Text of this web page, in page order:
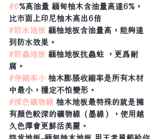
#6%高油量 緬甸柚木含油量高達6%，
比市面上印尼柚木高出6倍
#防水地板 緬柚地板含油量高，能夠達
到防水效果。
#防蟲地板 緬柚地板抗蟲蛀 ，更爲耐
腐。
#伸縮率小 柚木膨脹收縮率是所有木材
中最小，穩定不怕變形。
#深色礦物線 柚木地板最特殊的就是擁
有顏色較深的礦物線（墨線），使用越
久色澤會更鮮活美麗。